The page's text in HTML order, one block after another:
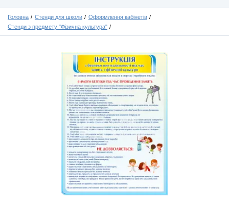
Головна Стенди для школи
Оформлення кабінетів
Стенди з предмету "Фізична культура"